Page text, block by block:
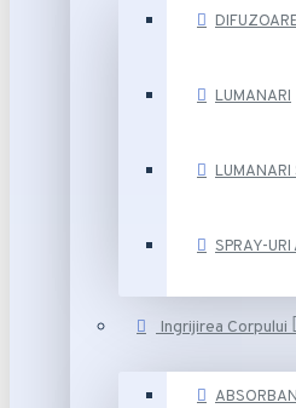
LUMANARI
LUMANARI
SPRAY-
Ingrijirea Corpului